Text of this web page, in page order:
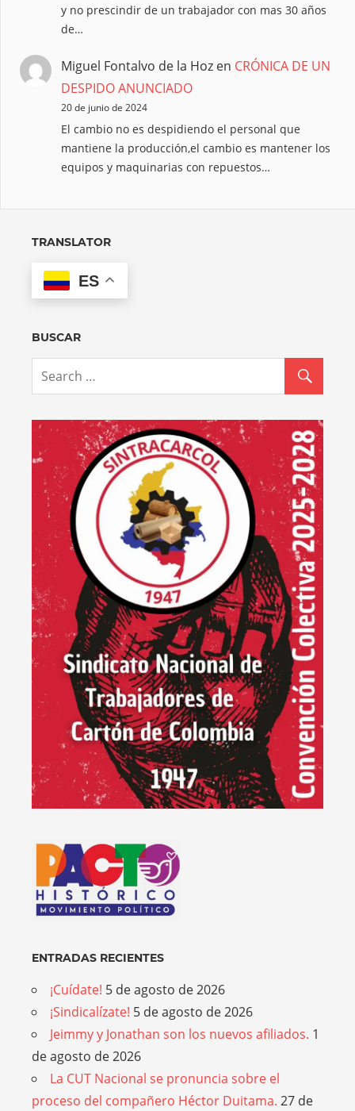
y no prescindir de un trabajador con mas 30 años
de…
Miguel Fontalvo de la Hoz en CRÓNICA DE UN
DESPIDO ANUNCIADO
20 de junio de 2024
El cambio no es despidiendo el personal que
mantiene la producción,el cambio es mantener los
equipos y maquinarias con repuestos…
TRANSLATOR
ES
BUSCAR
ENTRADAS RECIENTES
¡Cuídate! 5 de agosto de 2026
¡Sindicalízate! 5 de agosto de 2026
Jeimmy y Jonathan son los nuevos afiliados. 1
de agosto de 2026
La CUT Nacional se pronuncia sobre el
proceso del compañero Héctor Duitama. 27 de